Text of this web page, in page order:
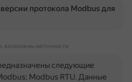
протокола Modbus для
возможны неточности
следующие
Modbus RTU. Данные